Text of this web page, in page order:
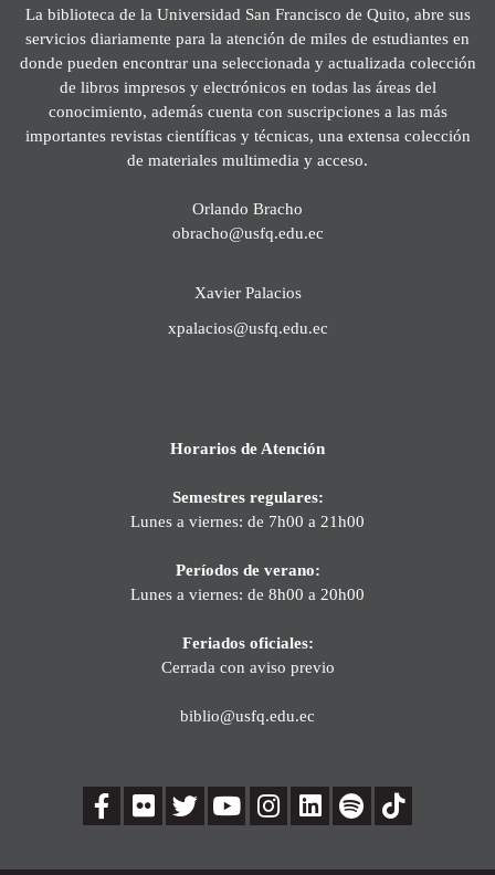
La biblioteca de la Universidad San Francisco de Quito, abre sus
servicios diariamente para la atención de miles de estudiantes en
donde pueden encontrar una seleccionada y actualizada colección
de libros impresos y electrónicos en todas las áreas del
conocimiento, además cuenta con suscripciones a las más
importantes revistas científicas y técnicas, una extensa colección
de materiales multimedia y acceso.
Orlando Bracho
obracho@usfq.edu.ec
Xavier Palacios
xpalacios@usfq.edu.ec
Horarios de Atención
Semestres regulares:
Lunes a viernes: de 7h00 a 21h00
Períodos de verano:
Lunes a viernes: de 8h00 a 20h00
Feriados oficiales:
Cerrada con aviso previo
biblio@usfq.edu.ec